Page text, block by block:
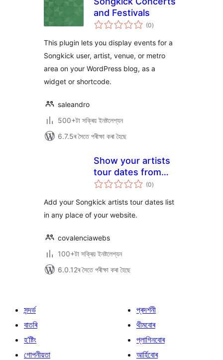
and Festivals
(0টা
মুঠ)
This plugin lets you display events for a
Songkick user, artist, venue, or metro
area on your WordPress blog, as a
widget or shortcode.
saleandro
500+টা সক্ৰিয় ইনষ্টলেশ্যন
6.7.5ৰ সৈতে পৰীক্ষা কৰা হৈছে
Show your artists
tour dates from
Songkick
(0টা
মুঠ)
Add your Songkick artists tour dates list
in any place of your website.
covalenciawebs
100+টা সক্ৰিয় ইনষ্টলেশ্যন
6.0.12ৰ সৈতে পৰীক্ষা কৰা হৈছে
সন্দৰ্ভ
বাতৰি
হ’ষ্টিং
গোপনীয়তা
প্ৰদৰ্শনী
থীমবোৰ
প্লাগিনবোৰ
আৰ্হিবোৰ